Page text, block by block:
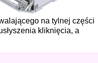
na tylnej części
kliknięcia, a